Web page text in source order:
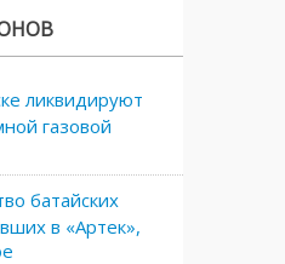
ликвидируют
газовой
батайских
в «Артек»,